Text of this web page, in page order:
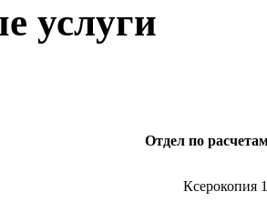
услуги
Отдел по
Ксерокопия